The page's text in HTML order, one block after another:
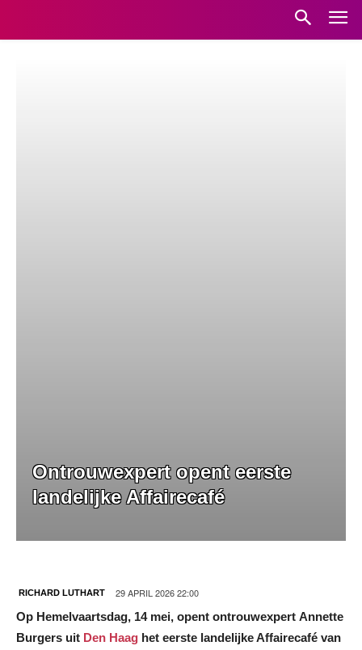
Ontrouwexpert opent eerste
landelijke Affairecafé
RICHARD LUTHART 29 APRIL 2026 22:00
Op Hemelvaartsdag, 14 mei, opent ontrouwexpert Annette
Burgers uit Den Haag het eerste landelijke Affairecafé van